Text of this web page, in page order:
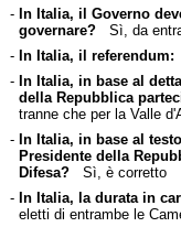
- In Italia, il Governo
governare?Sì, da
- In Italia, il referendum:
- In Italia, in base al
della Repubblica
tranne che per la Valle
- In Italia, in base al
Presidente della
Difesa?Sì, è corretto
- In Italia, la durata in
eletti di entrambe le